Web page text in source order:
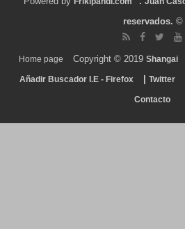
reservados. ©
Home page Copyright © 2019 Shangai
Añadir Buscador I.E - Firefox Twitter
Contacto